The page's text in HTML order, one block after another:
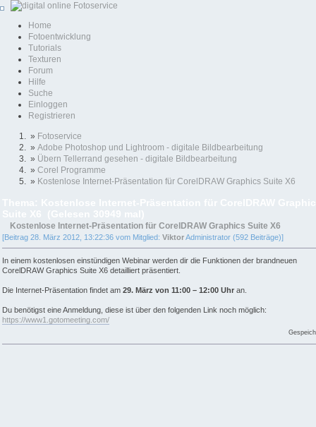
Home
Fotoentwicklung
Tutorials
Texturen
Forum
Hilfe
Suche
Einloggen
Registrieren
» Fotoservice
» Adobe Photoshop und Lightroom - digitale Bildbearbeitung
» Übern Tellerrand gesehen - digitale Bildbearbeitung
» Corel Programme
» Kostenlose Internet-Präsentation für CorelDRAW Graphics Suite X6
Kostenlose Internet-Präsentation für CorelDRAW Graphics Suite X6
[Beitrag 28. März 2012, 13:22:36 vom Mitglied: ViktorAdministrator (592 Beiträge)]
In einem kostenlosen einstündigen Webinar werden dir die Funktionen der brandneuen
CorelDRAW Graphics Suite X6 detailliert präsentiert.
Die Internet-Präsentation findet am 29. März von 11:00 – 12:00 Uhr an.
Du benötigst eine Anmeldung, diese ist über den folgenden Link noch möglich:
https://www1.gotomeeting.com/